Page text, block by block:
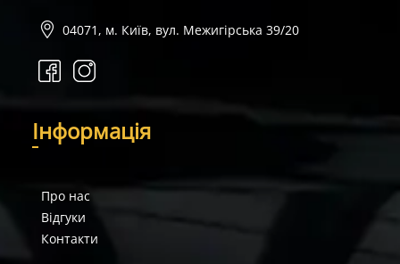
04071, м. Київ, вул. Межигірська 39/20
Інформація
Про нас
Відгуки
Контакти